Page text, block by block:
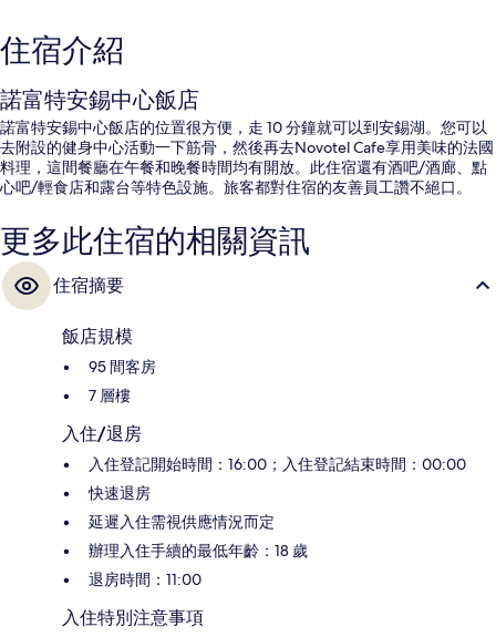
住宿介紹
諾富特安錫中心飯店
諾富特安錫中心飯店的位置很方便，走 10 分鐘就可以到安錫湖。您可以
去附設的健身中心活動一下筋骨，然後再去Novotel Cafe享用美味的法國
料理，這間餐廳在午餐和晚餐時間均有開放。此住宿還有酒吧/酒廊、點
心吧/輕食店和露台等特色設施。旅客都對住宿的友善員工讚不絕口。
更多此住宿的相關資訊
住宿摘要
飯店規模
95 間客房
7 層樓
入住/退房
入住登記開始時間：16:00；入住登記結束時間：00:00
快速退房
延遲入住需視供應情況而定
辦理入住手續的最低年齡：18 歲
退房時間：11:00
入住特別注意事項